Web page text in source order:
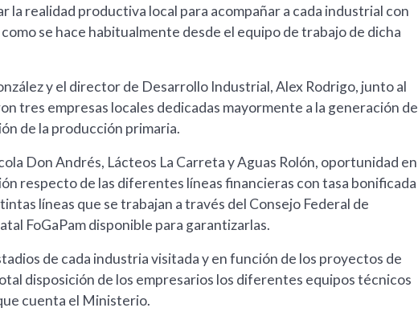
la realidad productiva local para acompañar a cada industrial con
se hace habitualmente desde el equipo de trabajo de dicha
y el director de Desarrollo Industrial, Alex Rodrigo, junto al
tres empresas locales dedicadas mayormente a la generación de
de la producción primaria.
Don Andrés, Lácteos La Carreta y Aguas Rolón, oportunidad en
respecto de las diferentes líneas financieras con tasa bonificada
líneas que se trabajan a través del Consejo Federal de
FoGaPam disponible para garantizarlas.
de cada industria visitada y en función de los proyectos de
disposición de los empresarios los diferentes equipos técnicos
cuenta el Ministerio.